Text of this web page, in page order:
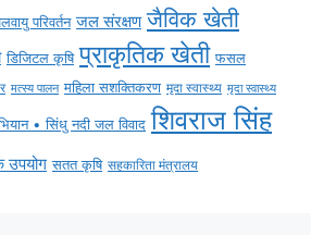
परिवर्तन जल संरक्षण जैविक खेती
डिजिटल कृषि प्राकृतिक खेती फसल
मत्स्य पालन महिला सशक्तिकरण मृदा स्वास्थ्य मृदा स्वास्थ्य
• सिंधु नदी जल विवाद शिवराज सिंह
उपयोग सतत कृषि सहकारिता मंत्रालय